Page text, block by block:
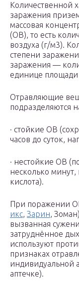
Количественной
заражения
массовая
(ОВ), то есть
воздуха (г/м3).
степени
заражения —
единице площади
Отравляющие
подразделяются
· стойкие ОВ
часов до суток,
· нестойкие ОВ
несколько
кислота).
При поражении
икс, Зарин,
вызванная
затруднённое
используют
признаках
индивидуальной
аптечке).